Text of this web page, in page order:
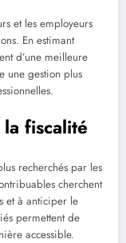
et les employeurs
En estimant
d’une meilleure
une gestion plus
fiscalité
recherchés par les
cherchent
et à anticiper le
permettent de
accessible.